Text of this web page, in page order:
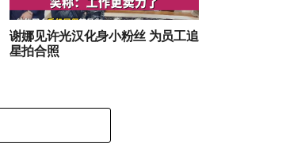
谢娜见许光汉化身小粉丝 为员工追
星拍合照